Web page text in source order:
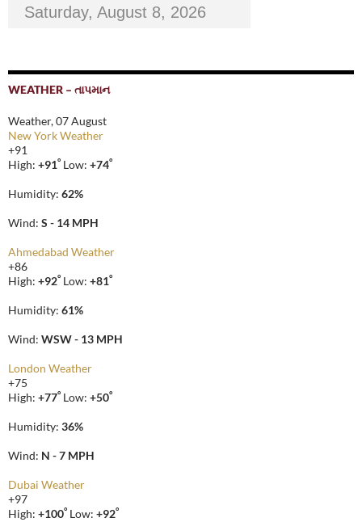
Saturday, August 8, 2026
WEATHER – તાપમાન
Weather, 07 August
New York Weather
+91
High: +91° Low: +74°
Humidity: 62%
Wind: S - 14 MPH
Ahmedabad Weather
+86
High: +92° Low: +81°
Humidity: 61%
Wind: WSW - 13 MPH
London Weather
+75
High: +77° Low: +50°
Humidity: 36%
Wind: N - 7 MPH
Dubai Weather
+97
High: +100° Low: +92°